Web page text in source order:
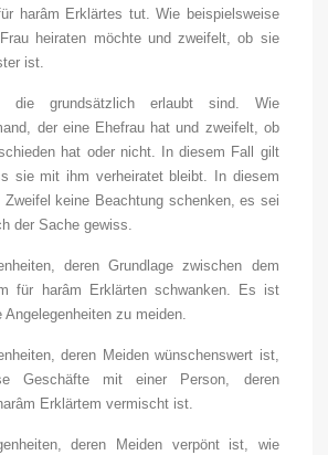
harâm Erklärtes tut. Wie beispielsweise
heiraten möchte und zweifelt, ob sie
ist.
die grundsätzlich erlaubt sind. Wie
der eine Ehefrau hat und zweifelt, ob
hat oder nicht. In diesem Fall gilt
sie mit ihm verheiratet bleibt. In diesem
Zweifel keine Beachtung schenken, es sei
der Sache gewiss.
deren Grundlage zwischen dem
für harâm Erklärten schwanken. Es ist
zu meiden.
deren Meiden wünschenswert ist,
Geschäfte mit einer Person, deren
Erklärtem vermischt ist.
deren Meiden verpönt ist, wie